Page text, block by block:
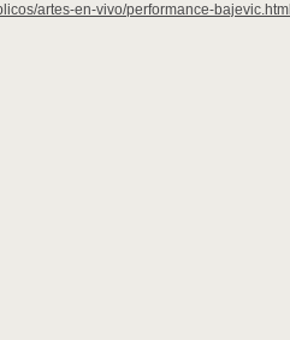
artes-en-vivo/performance-bajevic.html